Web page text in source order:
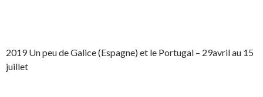
2019 Un peu de Galice (Espagne) et le Portugal – 29avril au 15
juillet